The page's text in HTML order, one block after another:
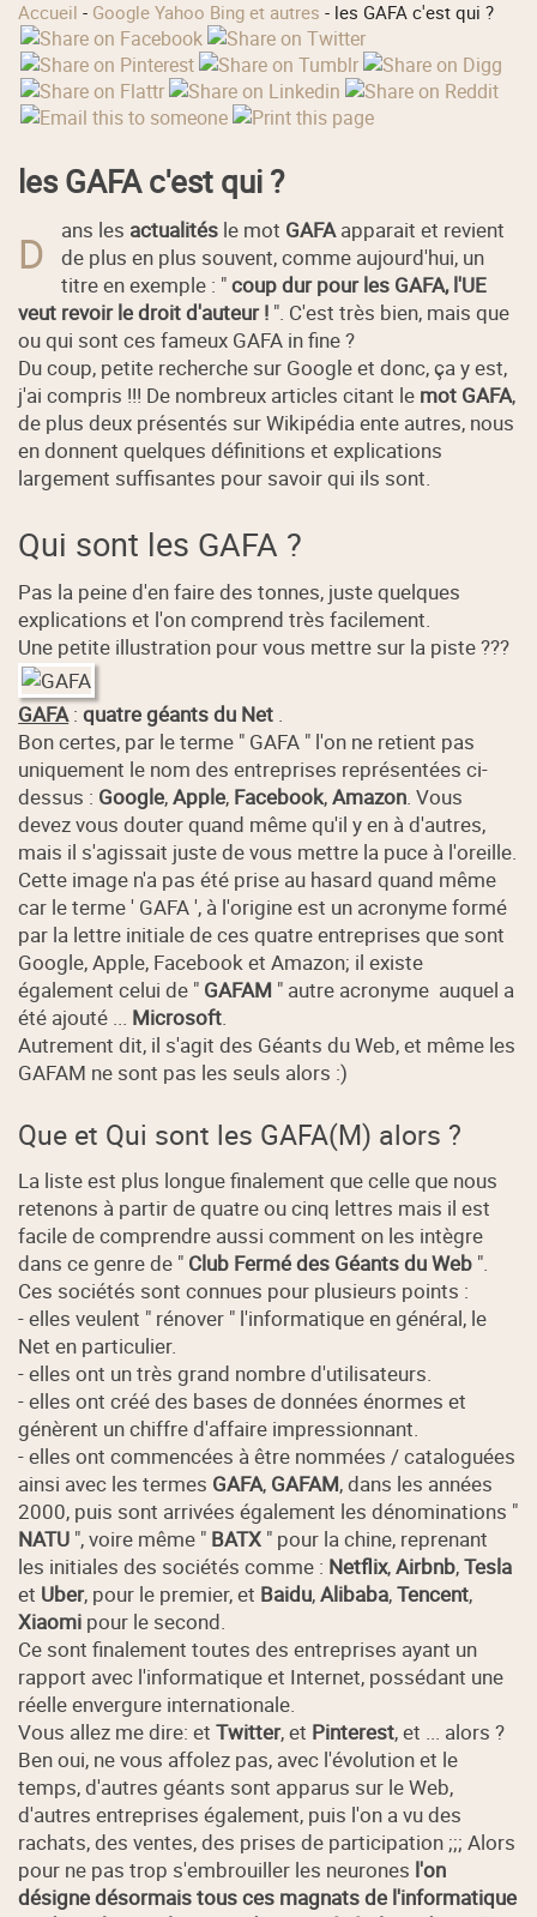
Accueil - Google Yahoo Bing et autres - les GAFA c'est qui ?
les GAFA c'est qui ?
D ans les actualités le mot GAFA apparait et revient
de plus en plus souvent, comme aujourd'hui, un
titre en exemple : "coup dur pour les GAFA, l'UE
veut revoir le droit d'auteur ! ". C'est très bien, mais que
ou qui sont ces fameux GAFA in fine ?
Du coup, petite recherche sur Google et donc, ça y est,
j'ai compris !!! De nombreux articles citant le mot GAFA,
de plus deux présentés sur Wikipédia ente autres, nous
en donnent quelques définitions et explications
largement suffisantes pour savoir qui ils sont.
Qui sont les GAFA ?
Pas la peine d'en faire des tonnes, juste quelques
explications et l'on comprend très facilement.
Une petite illustration pour vous mettre sur la piste ???
GAFA:quatre géants du Net .
Bon certes, par le terme " GAFA " l'on ne retient pas
uniquement le nom des entreprises représentées ci-
dessus : Google,Apple, Facebook,Amazon. Vous
devez vous douter quand même qu'il y en à d'autres,
mais il s'agissait juste de vous mettre la puce à l'oreille.
Cette image n'a pas été prise au hasard quand même
car le terme ' GAFA ', à l'origine est un acronyme formé
par la lettre initiale de ces quatre entreprises que sont
Google, Apple, Facebook et Amazon; il existe
également celui de " GAFAM " autre acronyme auquel a
été ajouté ... Microsoft.
Autrement dit, il s'agit des Géants du Web, et même les
GAFAM ne sont pas les seuls alors :)
Que et Qui sont les GAFA(M) alors ?
La liste est plus longue finalement que celle que nous
retenons à partir de quatre ou cinq lettres mais il est
facile de comprendre aussi comment on les intègre
dans ce genre de " Club Fermé des Géants du Web ".
Ces sociétés sont connues pour plusieurs points :
- elles veulent " rénover " l'informatique en général, le
Net en particulier.
- elles ont un très grand nombre d'utilisateurs.
- elles ont créé des bases de données énormes et
génèrent un chiffre d'affaire impressionnant.
- elles ont commencées à être nommées / cataloguées
ainsi avec les termes GAFA, GAFAM, dans les années
2000, puis sont arrivées également les dénominations "
NATU ", voire même " BATX " pour la chine, reprenant
les initiales des sociétés comme : Netflix,Airbnb,Tesla
et Uber, pour le premier, et Baidu,Alibaba,Tencent,
Xiaomi pour le second.
Ce sont finalement toutes des entreprises ayant un
rapport avec l'informatique et Internet, possédant une
réelle envergure internationale.
Vous allez me dire: etTwitter, et Pinterest, et ... alors ?
Ben oui, ne vous affolez pas, avec l'évolution et le
temps, d'autres géants sont apparus sur le Web,
d'autres entreprises également, puis l'on a vu des
rachats, des ventes, des prises de participation ;;; Alors
pour ne pas trop s'embrouiller les neurones l'on
désigne désormais tous ces magnats de l'informatique